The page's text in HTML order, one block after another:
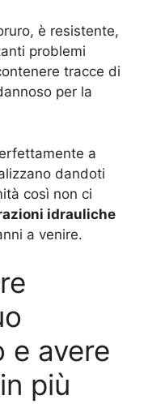
è resistente,
problemi
tracce di
per la
a
dandoti
così non ci
idrauliche
a venire.
e avere
più